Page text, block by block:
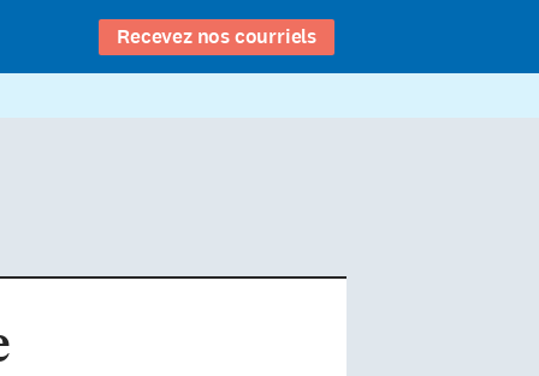
Recevez nos courriels